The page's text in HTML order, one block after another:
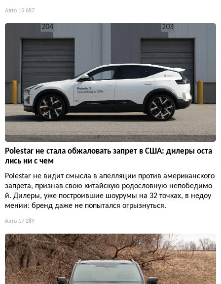
Авто 15 687
Polestar не стала обжаловать запрет в США: дилеры оста
лись ни с чем
Polestar не видит смысла в апелляции против американского
запрета, признав свою китайскую родословную непобедимо
й. Дилеры, уже построившие шоурумы на 32 точках, в недоу
мении: бренд даже не попытался огрызнуться.
Авто 17 289